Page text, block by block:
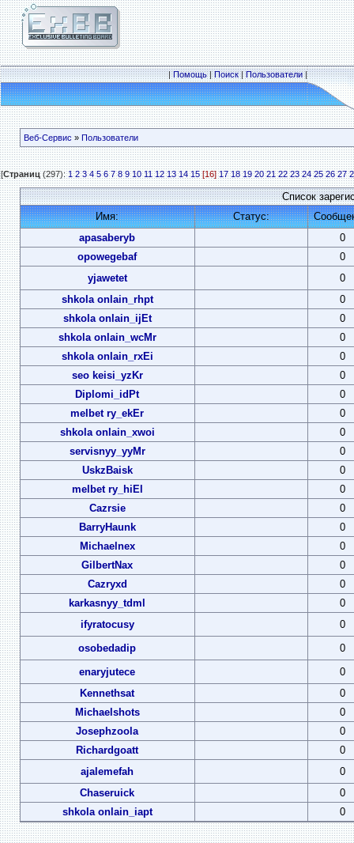
|Помощь|Поиск|Пользователи|
Веб-Сервис » Пользователи
[Страниц(297):1 2 3 4 5 6 7 8 9 10 11 12 13 14 15 [16] 17 18 19 20 21 22 23 24 25 26 27
Список
Имя:
Статус:
apasaberyb
0
opowegebaf
0
yjawetet
0
shkola onlain_rhpt
0
shkola onlain_ijEt
0
shkola onlain_wcMr
0
shkola onlain_rxEi
0
seo keisi_yzKr
0
Diplomi_idPt
0
melbet ry_ekEr
0
shkola onlain_xwoi
0
servisnyy_yyMr
0
UskzBaisk
0
melbet ry_hiEl
0
Cazrsie
0
BarryHaunk
0
Michaelnex
0
GilbertNax
0
Cazryxd
0
karkasnyy_tdml
0
ifyratocusy
0
osobedadip
0
enaryjutece
0
Kennethsat
0
Michaelshots
0
Josephzoola
0
Richardgoatt
0
ajalemefah
0
Chaseruick
0
shkola onlain_iapt
0